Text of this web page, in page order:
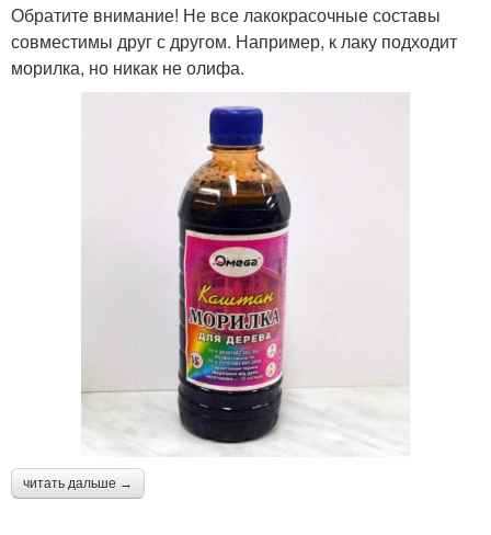
Обратите внимание! Не все лакокрасочные составы
совместимы друг с другом. Например, к лаку подходит
морилка, но никак не олифа.
читать дальше →